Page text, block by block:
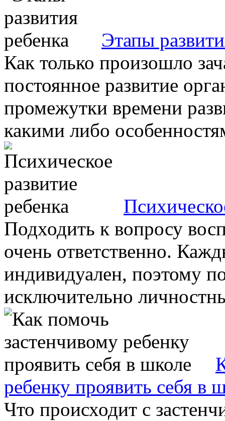
Этапы
Как только произошло
постоянное развитие
промежутки времени
какими либо
Подходить к вопросу
очень ответственно.
индивидуален, поэтому
исключительно
ребенку проявить себя в
Что происходит с